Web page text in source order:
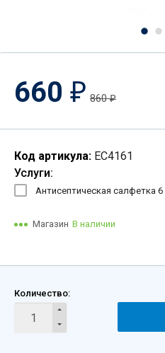
660 ₽ 860₽
Код артикула: EC4161
Услуги:
Антисептическая салфетка 6
Магазин В наличии
Количество: